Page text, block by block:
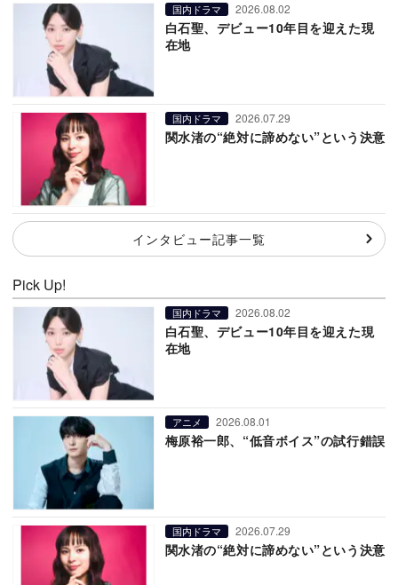
国内ドラマ 2026.08.02
白石聖、デビュー10年目を迎えた現
在地
国内ドラマ 2026.07.29
関水渚の“絶対に諦めない”という決意
インタビュー記事一覧
Pick Up!
国内ドラマ 2026.08.02
白石聖、デビュー10年目を迎えた現
在地
アニメ 2026.08.01
梅原裕一郎、“低音ボイス”の試行錯誤
国内ドラマ 2026.07.29
関水渚の“絶対に諦めない”という決意